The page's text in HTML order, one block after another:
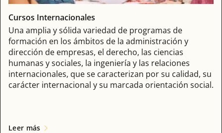
Cursos Internacionales
Una amplia y sólida variedad de programas de
formación en los ámbitos de la administración y
dirección de empresas, el derecho, las ciencias
humanas y sociales, la ingeniería y las relaciones
internacionales, que se caracterizan por su calidad, su
carácter internacional y su marcada orientación social.
Leer más